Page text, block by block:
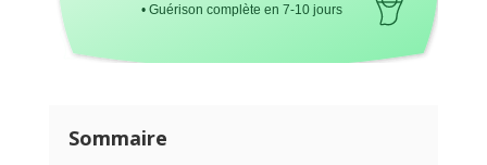
• Guérison complète en 7-10 jours
Sommaire